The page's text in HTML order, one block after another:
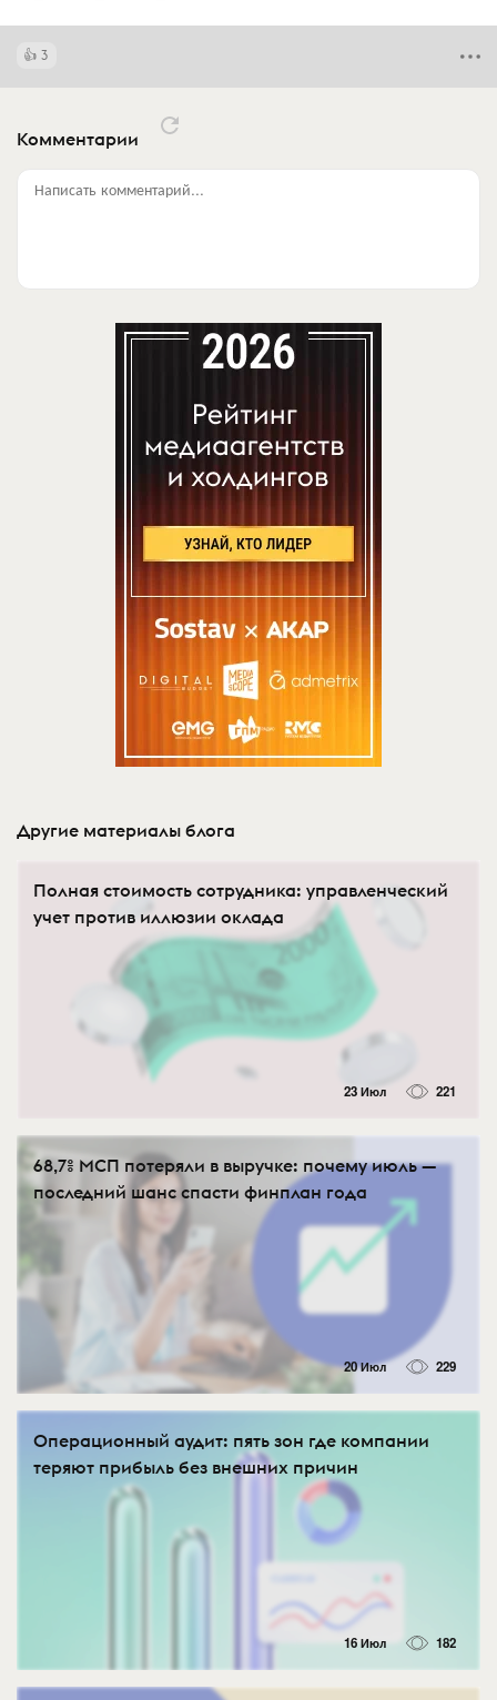
3
Комментарии
Написать комментарий...
Другие материалы блога
Полная стоимость сотрудника: управленческий
учет против иллюзии оклада
23 Июл 221
68,7% МСП потеряли в выручке: почему июль —
последний шанс спасти финплан года
20 Июл 229
Операционный аудит: пять зон где компании
теряют прибыль без внешних причин
16 Июл 182